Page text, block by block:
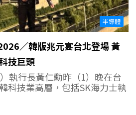
半導體
／韓版兆元宴台北登場 黃
技巨頭
執行長黃仁勳昨（1）晚在台
科技業高層，包括SK海力士執